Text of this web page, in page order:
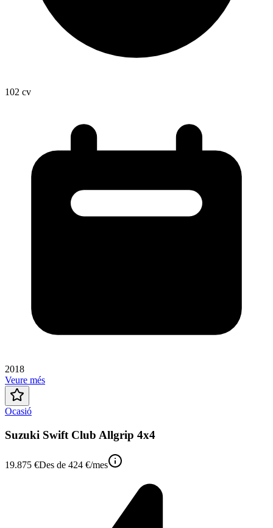
102 cv
2018
Veure més
Ocasió
Suzuki Swift Club Allgrip 4x4
19.875 €Des de 424 €/mes